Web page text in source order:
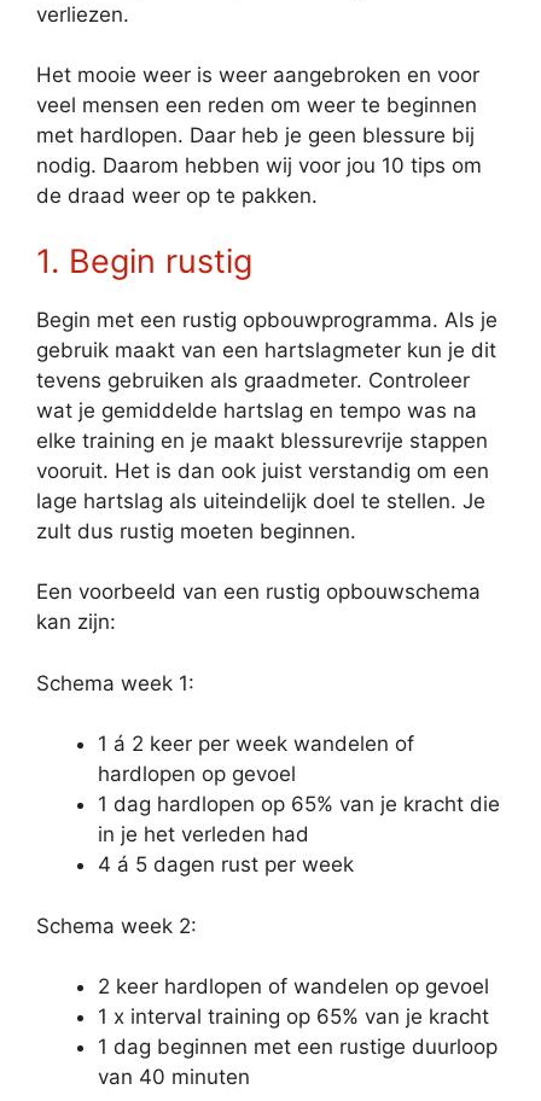
verliezen.
Het mooie weer is weer aangebroken en voor
veel mensen een reden om weer te beginnen
met hardlopen. Daar heb je geen blessure bij
nodig. Daarom hebben wij voor jou 10 tips om
de draad weer op te pakken.
1. Begin rustig
Begin met een rustig opbouwprogramma. Als je
gebruik maakt van een hartslagmeter kun je dit
tevens gebruiken als graadmeter. Controleer
wat je gemiddelde hartslag en tempo was na
elke training en je maakt blessurevrije stappen
vooruit. Het is dan ook juist verstandig om een
lage hartslag als uiteindelijk doel te stellen. Je
zult dus rustig moeten beginnen.
Een voorbeeld van een rustig opbouwschema
kan zijn:
Schema week 1:
1 á 2 keer per week wandelen of
hardlopen op gevoel
1 dag hardlopen op 65% van je kracht die
in je het verleden had
4 á 5 dagen rust per week
Schema week 2:
2 keer hardlopen of wandelen op gevoel
1 x interval training op 65% van je kracht
1 dag beginnen met een rustige duurloop
van 40 minuten